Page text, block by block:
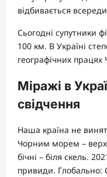
відбивається
Сьогодні супутники
100 км. В Україні
географічних
Міражі в
свідчення
Наша країна не
Чорним морем –
бічні – біля скель.
привиди.